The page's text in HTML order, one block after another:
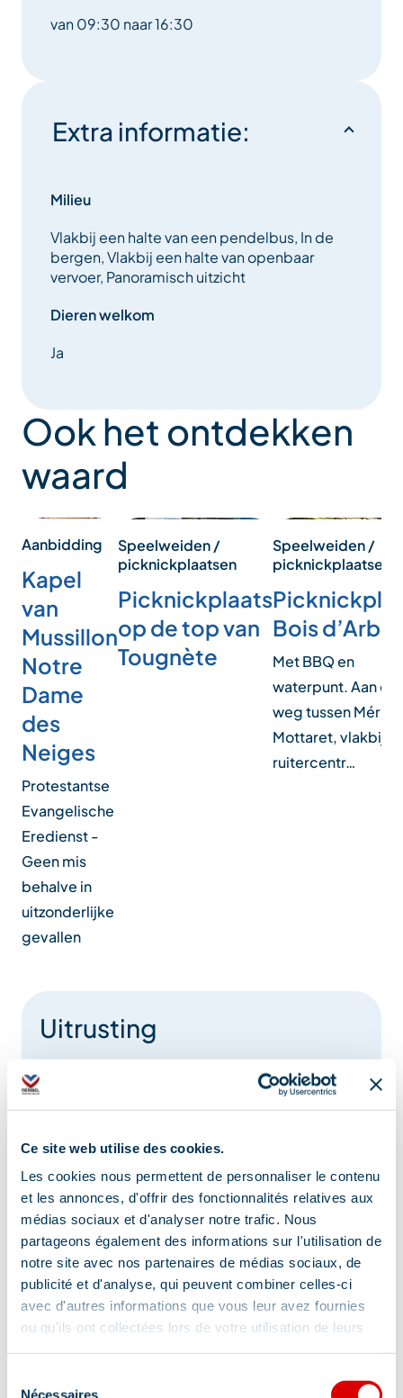
Ce site web utilise des cookies.
Les cookies nous permettent de personnaliser le contenu
et les annonces, d'offrir des fonctionnalités relatives aux
médias sociaux et d'analyser notre trafic. Nous
partageons également des informations sur l'utilisation de
notre site avec nos partenaires de médias sociaux, de
publicité et d'analyse, qui peuvent combiner celles-ci
avec d'autres informations que vous leur avez fournies
ou qu'ils ont collectées lors de votre utilisation de leurs
Nécessaires
van 09:30 naar 16:30
Extra informatie:
Milieu
Vlakbij een halte van een pendelbus, In de
bergen, Vlakbij een halte van openbaar
vervoer, Panoramisch uitzicht
Dieren welkom
Ja
Ook het ontdekken
waard
Aanbidding
Kapel
van
Mussillon
Notre
Dame
des
Neiges
Protestantse
Evangelische
Eredienst -
Geen mis
behalve in
uitzonderlijke
gevallen
Speelweiden /
picknickplaatsen
Picknickplaats
op de top van
Tougnète
Speelweiden /
picknickplaatsen
Bois d’Arbin
Met BBQ en
waterpunt. Aan de
weg tussen
Mottaret, vlakbij
ruitercentr…
Uitrusting
Openbare toiletten
Overdekt parkeerterrein
Ladestations voor elektrische voertuigen
Gratis parkeren
Diensten